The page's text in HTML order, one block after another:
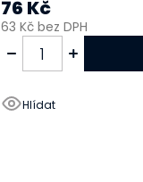
Hlídat
76 Kč
63 Kč bez DPH